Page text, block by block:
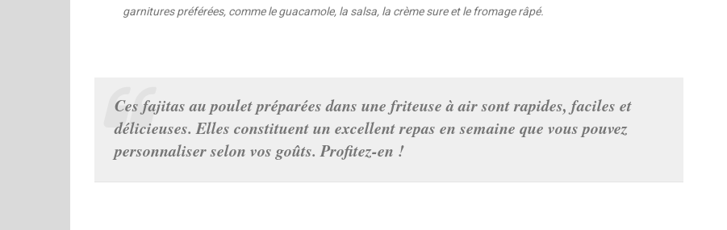
garnitures préférées, comme le guacamole, la salsa, la crème sure et le fromage râpé.
Ces fajitas au poulet préparées dans une friteuse à air sont rapides, faciles et
délicieuses. Elles constituent un excellent repas en semaine que vous pouvez
personnaliser selon vos goûts. Profitez-en !